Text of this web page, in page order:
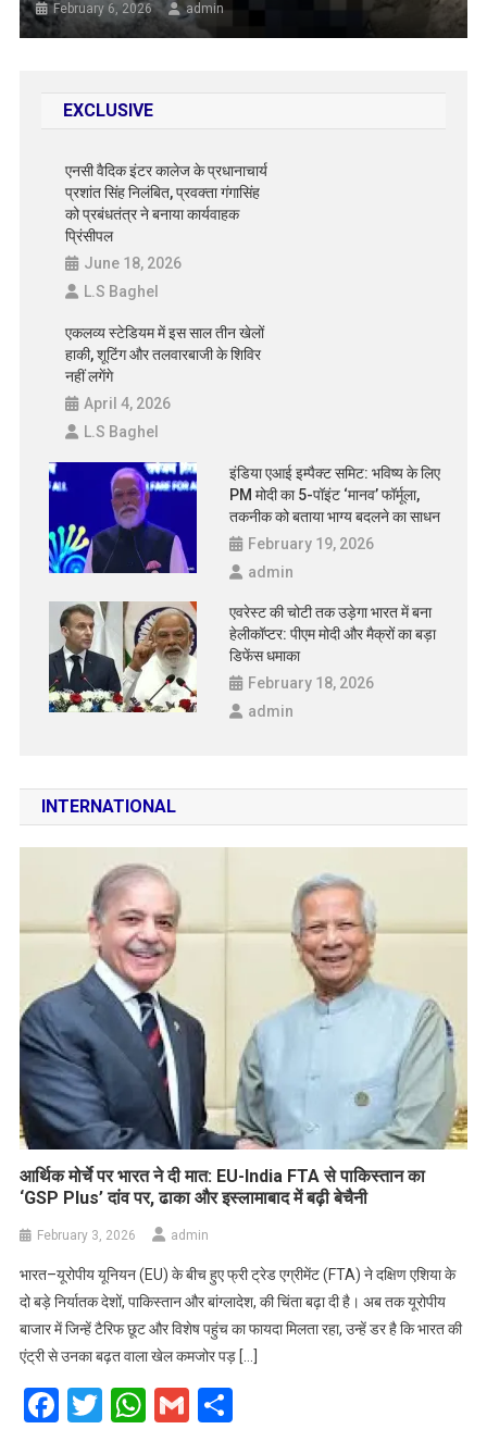
February 6, 2026 admin
EXCLUSIVE
एनसी वैदिक इंटर कालेज के प्रधानाचार्य
प्रशांत सिंह निलंबित, प्रवक्ता गंगासिंह
को प्रबंधतंत्र ने बनाया कार्यवाहक
प्रिंसीपल
June 18, 2026
L.S Baghel
एकलव्य स्टेडियम में इस साल तीन खेलों
हाकी, शूटिंग और तलवारबाजी के शिविर
नहीं लगेंगे
April 4, 2026
L.S Baghel
इंडिया एआई इम्पैक्ट समिट: भविष्य के लिए
PM मोदी का 5-पॉइंट ‘मानव’ फॉर्मूला,
तकनीक को बताया भाग्य बदलने का साधन
February 19, 2026
admin
एवरेस्ट की चोटी तक उड़ेगा भारत में बना
हेलीकॉप्टर: पीएम मोदी और मैक्रों का बड़ा
डिफेंस धमाका
February 18, 2026
admin
INTERNATIONAL
आर्थिक मोर्चे पर भारत ने दी मात: EU-India FTA से पाकिस्तान का
‘GSP Plus’ दांव पर, ढाका और इस्लामाबाद में बढ़ी बेचैनी
February 3, 2026 admin
भारत–यूरोपीय यूनियन (EU) के बीच हुए फ्री ट्रेड एग्रीमेंट (FTA) ने दक्षिण एशिया के
दो बड़े निर्यातक देशों, पाकिस्तान और बांग्लादेश, की चिंता बढ़ा दी है। अब तक यूरोपीय
बाजार में जिन्हें टैरिफ छूट और विशेष पहुंच का फायदा मिलता रहा, उन्हें डर है कि भारत की
एंट्री से उनका बढ़त वाला खेल कमजोर पड़ […]
Facebook
Twitter
WhatsApp
GmailShare